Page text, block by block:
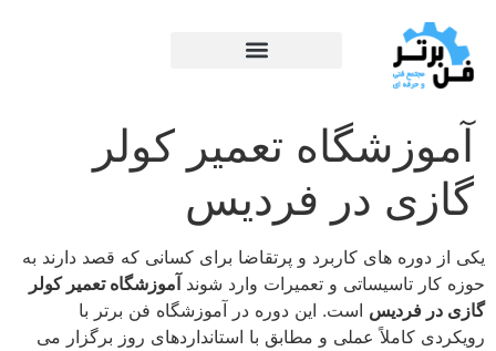
آموزشگاه تعمیر کولر
گازی در فردیس
یکی از دوره های کاربرد و پرتقاضا برای کسانی که قصد دارند به
حوزه کار تاسیساتی و تعمیرات وارد شوند آموزشگاه تعمیر کولر
گازی در فردیس است. این دوره در آموزشگاه فن برتر با
رویکردی کاملاً عملی و مطابق با استانداردهای روز برگزار می‌